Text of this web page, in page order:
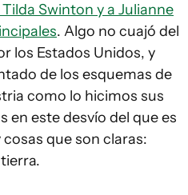
Swinton y a Julianne
. Algo no cuajó del
los Estados Unidos, y
de los esquemas de
como lo hicimos sus
en este desvío del que es
que son claras: